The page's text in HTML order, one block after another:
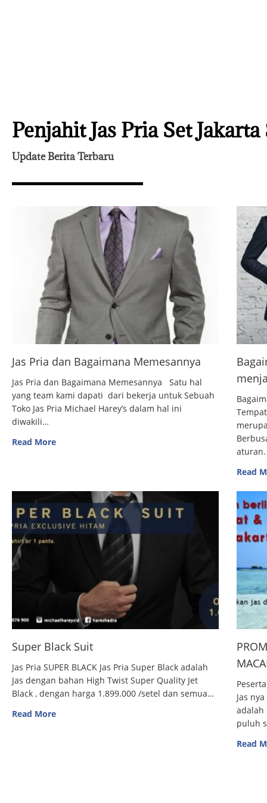
Penjahit Jas Pria Set
Update Berita Terbaru
Jas Pria dan Bagaimana Memesannya
Jas Pria dan Bagaimana Memesannya Satu hal
yang team kami dapati dari bekerja untuk Sebuah
Toko Jas Pria Michael Harey’s dalam hal ini
diwakili…
Read More
Read
Super Black Suit
Jas Pria SUPER BLACK Jas Pria Super Black adalah
Jas dengan bahan High Twist Super Quality Jet
Black , dengan harga 1.899.000 /setel dan semua…
Read More
Jas
adalah
puluh
Read